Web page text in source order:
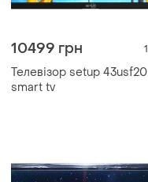
10499 грн 1
Телевізор setup 43usf20
smart tv